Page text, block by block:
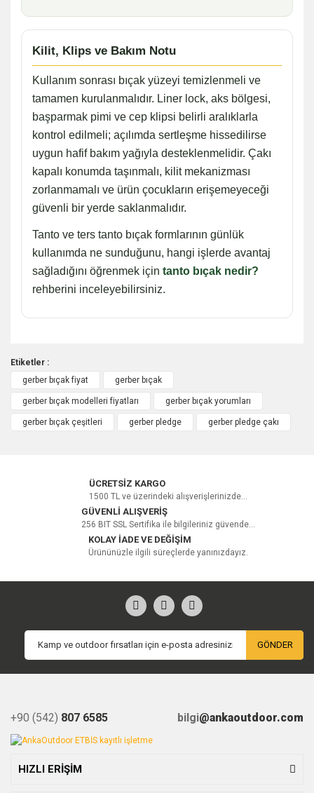
Kilit, Klips ve Bakım Notu
Kullanım sonrası bıçak yüzeyi temizlenmeli ve
tamamen kurulanmalıdır. Liner lock, aks bölgesi,
başparmak pimi ve cep klipsi belirli aralıklarla
kontrol edilmeli; açılımda sertleşme hissedilirse
uygun hafif bakım yağıyla desteklenmelidir. Çakı
kapalı konumda taşınmalı, kilit mekanizması
zorlanmamalı ve ürün çocukların erişemeyeceği
güvenli bir yerde saklanmalıdır.
Tanto ve ters tanto bıçak formlarının günlük
kullanımda ne sunduğunu, hangi işlerde avantaj
sağladığını öğrenmek için tanto bıçak nedir?
rehberini inceleyebilirsiniz.
Bu ürüne ilk yorumu siz yapın!
Etiketler :
gerber bıçak fiyat
gerber bıçak
gerber bıçak modelleri fiyatları gerber bıçak yorumları
gerber bıçak çeşitleri gerber pledge gerber pledge çakı
ÜCRETSİZ KARGO
1500 TL ve üzerindeki alışverişlerinizde...
GÜVENLİ ALIŞVERİŞ
256 BIT SSL Sertifika ile bilgileriniz güvende...
KOLAY İADE VE DEĞİŞİM
Ürününüzle ilgili süreçlerde yanınızdayız.
GÖNDER
+90 (542) 807 6585 bilgi@ankaoutdoor.com
HIZLI ERİŞİM